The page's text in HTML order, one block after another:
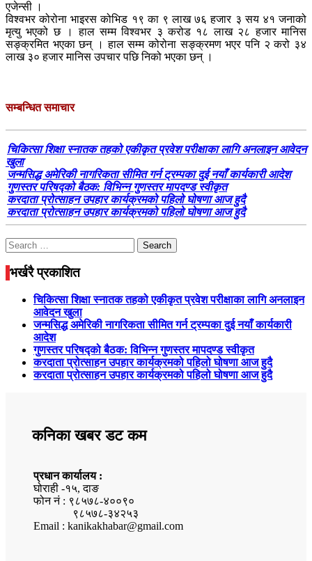
एजेन्सी ।
विश्वभर कोरोना भाइरस कोभिड १९ का ९ लाख ७६ हजार ३ सय ४१ जनाको
मृत्यु भएको छ । हाल सम्म विश्वभर ३ करोड १८ लाख २८ हजार मानिस
सङ्क्रमित भएका छन् । हाल सम्म कोरोना सङ्क्रमण भएर पनि २ करो ३४
लाख ३० हजार मानिस उपचार पछि निको भएका छन् ।
सम्बन्धित समाचार
चिकित्सा शिक्षा स्नातक तहको एकीकृत प्रवेश परीक्षाका लागि अनलाइन आवेदन
खुला
जन्मसिद्ध अमेरिकी नागरिकता सीमित गर्न ट्रम्पका दुई नयाँ कार्यकारी आदेश
गुणस्तर परिषद्को बैठक: विभिन्न गुणस्तर मापदण्ड स्वीकृत
करदाता प्रोत्साहन उपहार कार्यक्रमको पहिलो घोषणा आज हुदै
करदाता प्रोत्साहन उपहार कार्यक्रमको पहिलो घोषणा आज हुदै
Search
for:
भर्खरै प्रकाशित
चिकित्सा शिक्षा स्नातक तहको एकीकृत प्रवेश परीक्षाका लागि अनलाइन
आवेदन खुला
जन्मसिद्ध अमेरिकी नागरिकता सीमित गर्न ट्रम्पका दुई नयाँ कार्यकारी
आदेश
गुणस्तर परिषद्को बैठक: विभिन्न गुणस्तर मापदण्ड स्वीकृत
करदाता प्रोत्साहन उपहार कार्यक्रमको पहिलो घोषणा आज हुदै
करदाता प्रोत्साहन उपहार कार्यक्रमको पहिलो घोषणा आज हुदै
कनिका खबर डट कम
प्रधान कार्यालय :
घोराही -१५, दाङ
फोन नं : ९८५७८-४००९०
९८५७८-३४२५३
Email : kanikakhabar@gmail.com